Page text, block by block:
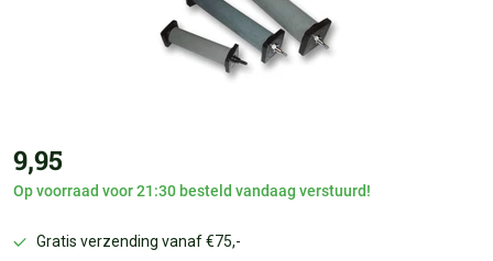
9,95
Op voorraad voor 21:30 besteld vandaag verstuurd!
Gratis verzending vanaf €75,-